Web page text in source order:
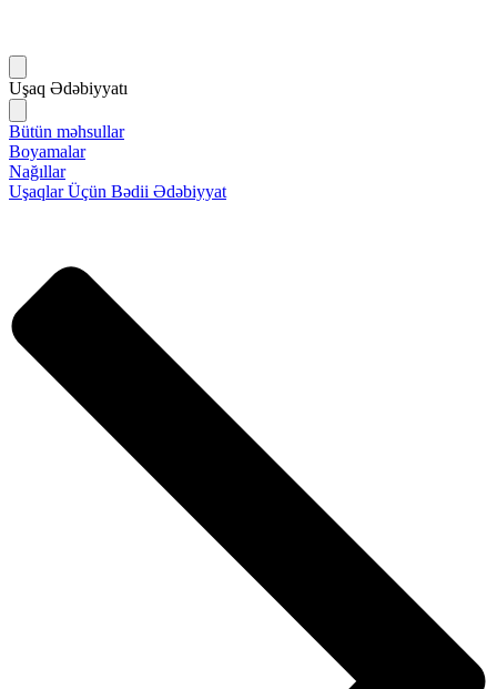
Uşaq Ədəbiyyatı
Bütün məhsullar
Boyamalar
Nağıllar
Uşaqlar Üçün Bədii Ədəbiyyat